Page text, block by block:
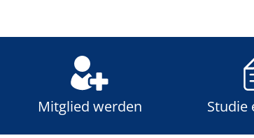
Mitglied werden Studie